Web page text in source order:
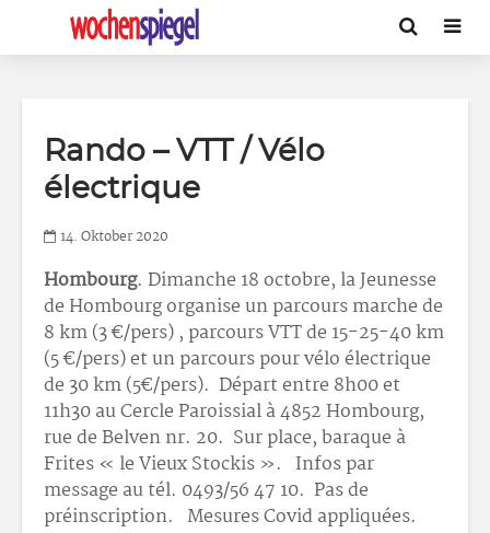
Rando – VTT / Vélo
électrique
14. Oktober 2020
Hombourg. Dimanche 18 octobre, la Jeunesse
de Hombourg organise un parcours marche de
8 km (3 €/pers) , parcours VTT de 15-25-40 km
(5 €/pers) et un parcours pour vélo électrique
de 30 km (5€/pers). Départ entre 8h00 et
11h30 au Cercle Paroissial à 4852 Hombourg,
rue de Belven nr. 20. Sur place, baraque à
Frites « le Vieux Stockis ». Infos par
message au tél. 0493/56 47 10. Pas de
préinscription. Mesures Covid appliquées.